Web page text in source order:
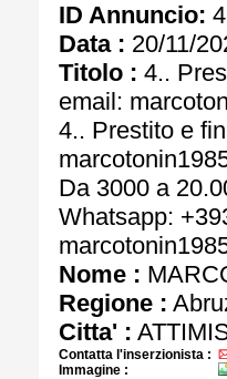
ID Annuncio:
Data : 20/11/
Titolo : 4..
email:
4.. Prestito e
Da 3000 a
Whatsapp:
Nome :
Regione :
Citta' :
Contatta l'inserzionista :
Immagine :